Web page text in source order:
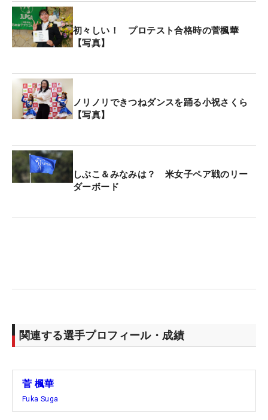
初々しい！ プロテスト合格時の菅楓華
【写真】
ノリノリできつねダンスを踊る小祝さくら
【写真】
しぶこ＆みなみは？ 米女子ペア戦のリー
ダーボード
関連する選手プロフィール・成績
菅 楓華
Fuka Suga